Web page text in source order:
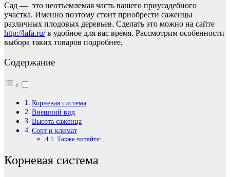
Сад — это неотъемлемая часть вашего приусадебного
участка. Именно поэтому стоит приобрести саженцы
различных плодовых деревьев. Сделать это можно на сайте
http://lafa.ru/в удобное для вас время. Рассмотрим особенности
выбора таких товаров подробнее.
Содержание
Корневая система
Внешний вид
Высота саженца
Сорт и климат
Также читайте:
Корневая система